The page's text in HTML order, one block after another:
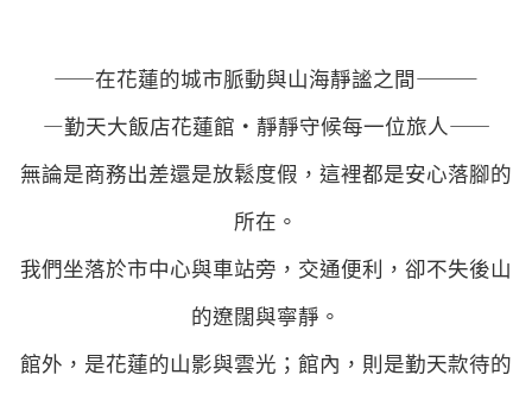
——在花蓮的城市脈動與山海靜謐之間———
—勤天大飯店花蓮館‧靜靜守候每一位旅人——
無論是商務出差還是放鬆度假，這裡都是安心落腳的
所在。
我們坐落於市中心與車站旁，交通便利，卻不失後山
的遼闊與寧靜。
館外，是花蓮的山影與雲光；館內，則是勤天款待的